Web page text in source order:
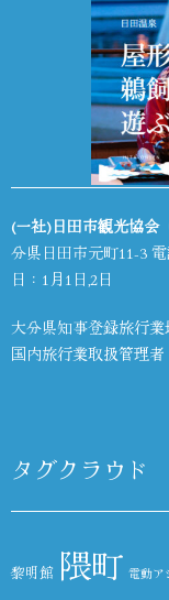
(一社)日田市観光協会
分県日田市元町11-3 電
日：1月1日,2日
大分県知事登録旅行業
国内旅行業取扱管理
タグクラウド
黎明館 隈町 電動ア